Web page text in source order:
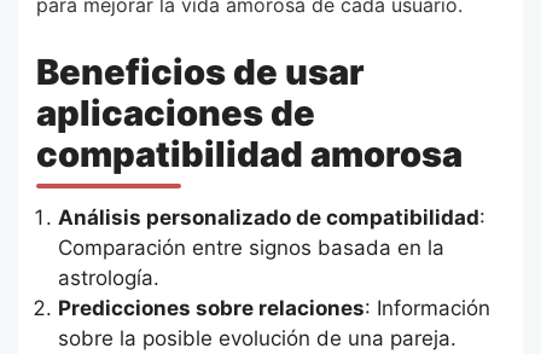
Beneficios de usar
aplicaciones de
compatibilidad amorosa
Análisis personalizado de compatibilidad:
Comparación entre signos basada en la
astrología.
Predicciones sobre relaciones: Información
sobre la posible evolución de una pareja.